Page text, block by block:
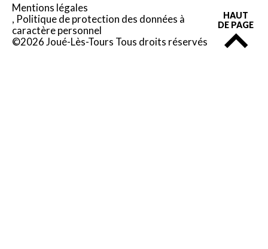
Mentions légales
Politique de protection des données à
caractère personnel
©2026 Joué-Lès-Tours Tous droits réservés
HAUT
DE PAGE